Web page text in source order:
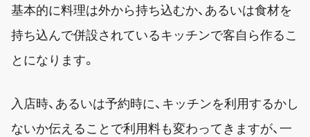
基本的に料理は外から持ち込むか、あるいは食材を
持ち込んで併設されているキッチンで客自ら作るこ
とになります。
入店時、あるいは予約時に、キッチンを利用するかし
ないか伝えることで利用料も変わってきますが、一